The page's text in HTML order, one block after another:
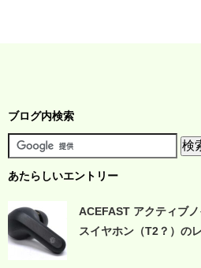
ブログ内検索
あたらしいエントリー
ACEFAST アクティブ
スイヤホン（T2？）の